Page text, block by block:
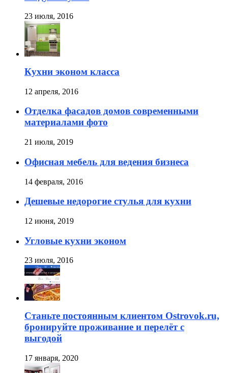
23 июля, 2016
Кухни эконом класса
12 апреля, 2016
Отделка фасадов домов современными
материалами фото
21 июля, 2019
Офисная мебель для ведения бизнеса
14 февраля, 2016
Дешевые недорогие стулья для кухни
12 июня, 2019
Угловые кухни эконом
23 июля, 2016
Станьте постоянным клиентом Ostrovok.ru,
бронируйте проживание и перелёт с
выгодой
17 января, 2020